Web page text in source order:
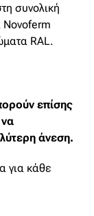
συνολική
Novoferm
RAL.
επίσης
άνεση.
για κάθε